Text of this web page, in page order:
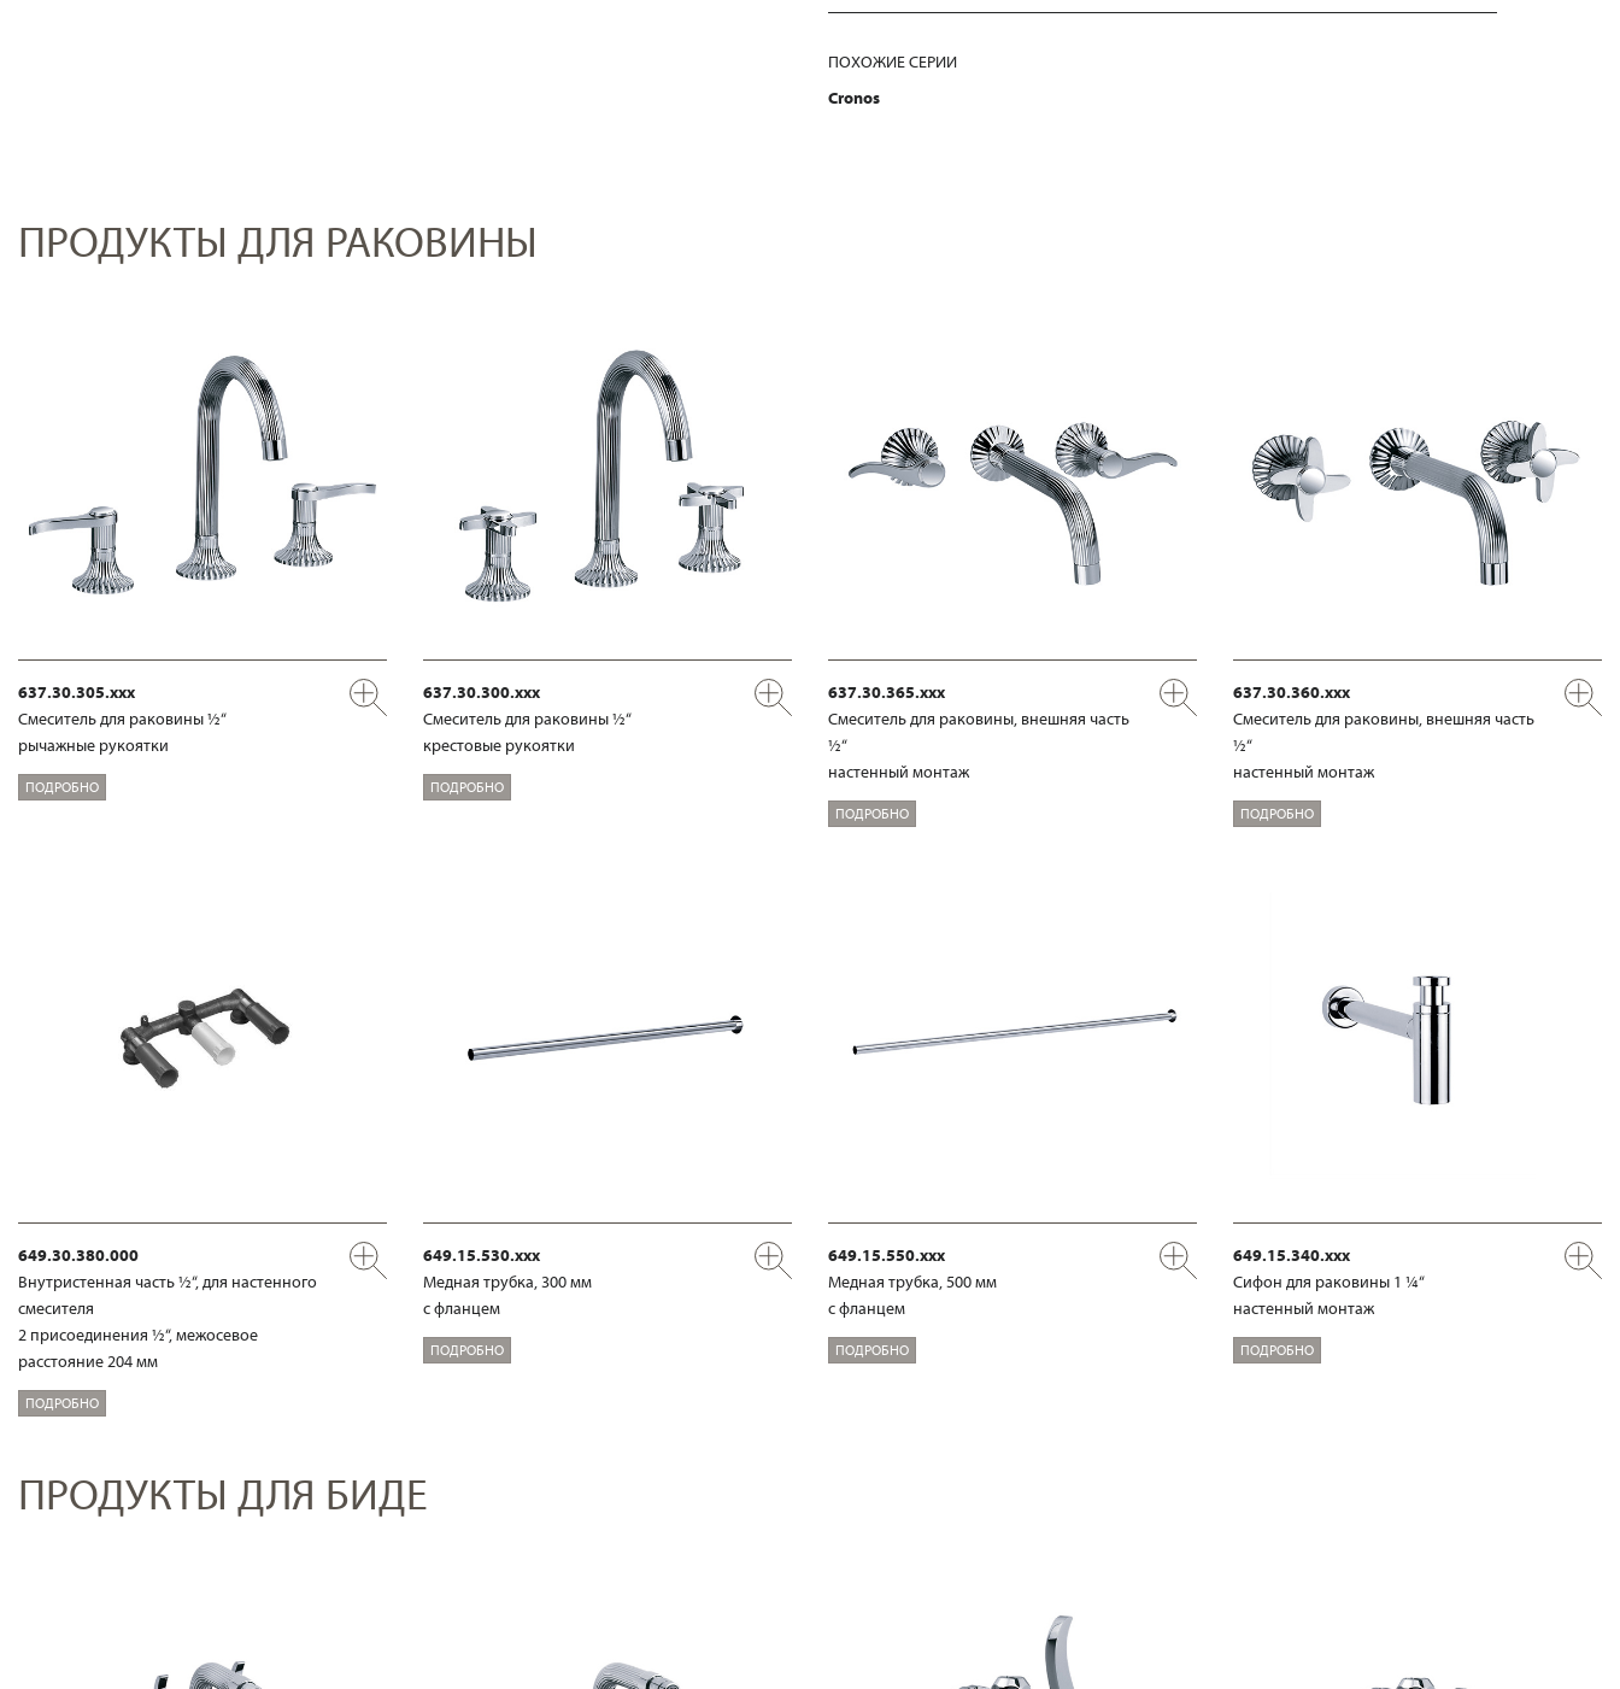
ПОХОЖИЕ СЕРИИ
Cronos
ПРОДУКТЫ ДЛЯ РАКОВИНЫ
637.30.305.xxx
Смеситель для раковины ½“
рычажные рукоятки
ПОДРОБНО
637.30.300.xxx
Смеситель для раковины ½“
крестовые рукоятки
ПОДРОБНО
637.30.365.xxx
Смеситель для раковины, внешняя часть
½“
настенный монтаж
ПОДРОБНО
637.30.360.xxx
Смеситель для раковины, внешняя часть
½“
настенный монтаж
ПОДРОБНО
649.30.380.000
Внутристенная часть ½“, для настенного
смесителя
2 присоединения ½“, межосевое
расстояние 204 мм
ПОДРОБНО
649.15.530.xxx
Медная трубка, 300 мм
с фланцем
ПОДРОБНО
649.15.550.xxx
Медная трубка, 500 мм
с фланцем
ПОДРОБНО
649.15.340.xxx
Сифон для раковины 1 ¼“
настенный монтаж
ПОДРОБНО
ПРОДУКТЫ ДЛЯ БИДЕ